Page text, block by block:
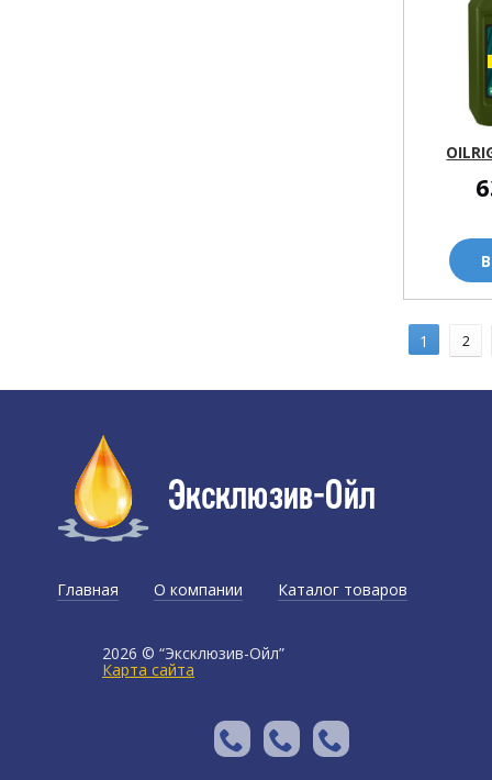
1 2
Главная О компании Каталог товаров
2026 © “Эксклюзив-Ойл”
Карта сайта